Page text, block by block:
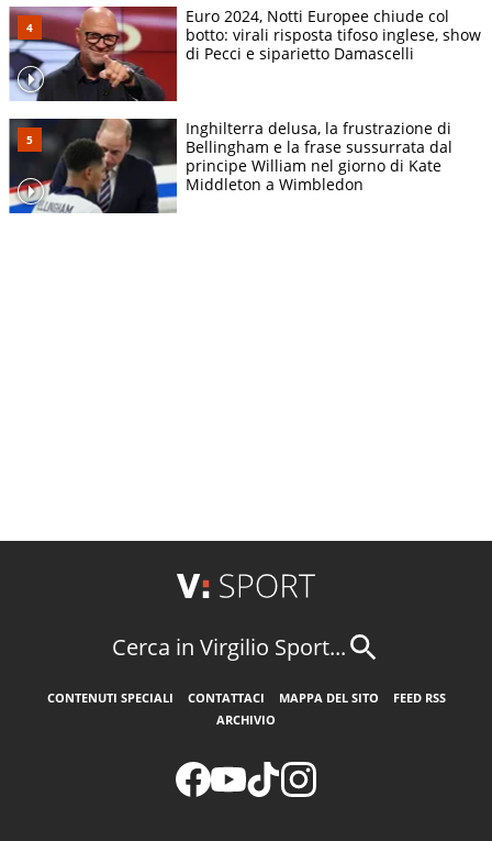
Euro 2024, Notti Europee chiude col
botto: virali risposta tifoso inglese, show
di Pecci e siparietto Damascelli
Inghilterra delusa, la frustrazione di
Bellingham e la frase sussurrata dal
principe William nel giorno di Kate
Middleton a Wimbledon
Cerca in Virgilio Sport...
CONTENUTI SPECIALI CONTATTACI MAPPA DEL SITO
FEED RSS
ARCHIVIO